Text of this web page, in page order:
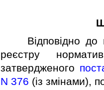
Вiдповiдно до
реєстру
затвердженого
N 376 (iз змiнами),